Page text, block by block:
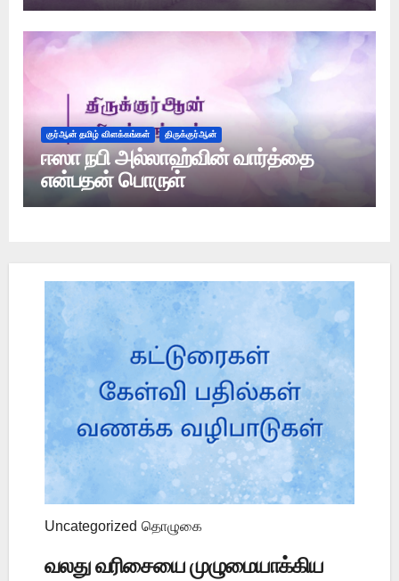
குர்ஆன் தமிழ் விளக்கங்கள் திருக்குர்ஆன்
ஈஸா நபி அல்லாஹ்வின் வார்த்தை
என்பதன் பொருள்
Uncategorized தொழுகை
வலது வரிசையை முழுமையாக்கிய